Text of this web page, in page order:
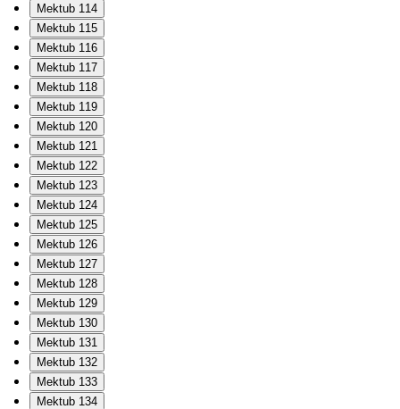
Mektub 114
Mektub 115
Mektub 116
Mektub 117
Mektub 118
Mektub 119
Mektub 120
Mektub 121
Mektub 122
Mektub 123
Mektub 124
Mektub 125
Mektub 126
Mektub 127
Mektub 128
Mektub 129
Mektub 130
Mektub 131
Mektub 132
Mektub 133
Mektub 134